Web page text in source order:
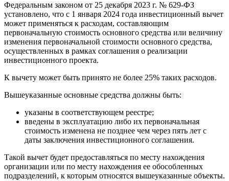
Федеральным законом от 25 декабря 2023 г. № 629-ФЗ
установлено, что с 1 января 2024 года инвестиционный вычет
может применяться к расходам, составляющим
первоначальную стоимость основного средства или величину
изменения первоначальной стоимости основного средства,
осуществленных в рамках соглашения о реализации
инвестиционного проекта.
К вычету может быть принято не более 25% таких расходов.
Вышеуказанные основные средства должны быть:
указаны в соответствующем реестре;
введены в эксплуатацию либо их первоначальная
стоимость изменена не позднее чем через пять лет с
даты заключения инвестиционного соглашения.
Такой вычет будет предоставляться по месту нахождения
организации или по месту нахождения ее обособленных
подразделений, к которым относятся вышеуказанные объекты.